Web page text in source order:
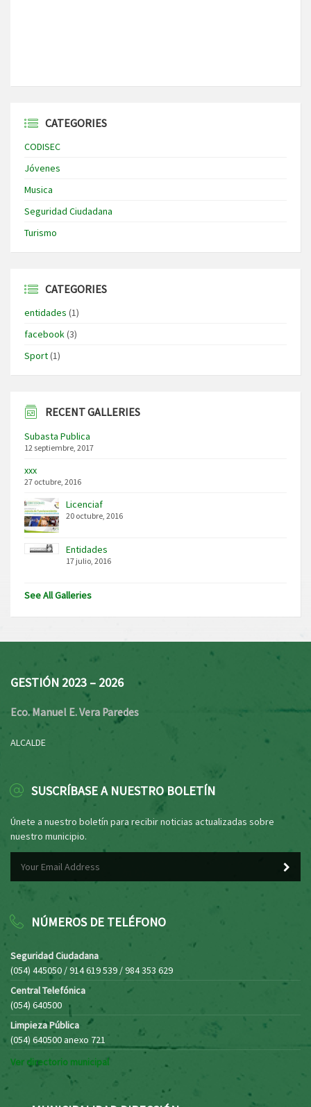
CATEGORIES
CODISEC
Jóvenes
Musica
Seguridad Ciudadana
Turismo
CATEGORIES
entidades (1)
facebook(3)
Sport(1)
RECENT GALLERIES
Subasta Publica
12 septiembre, 2017
xxx
27 octubre, 2016
Licenciaf
20 octubre, 2016
Entidades
17 julio, 2016
See All Galleries
GESTIÓN 2023 – 2026
Eco. Manuel E. Vera Paredes
ALCALDE
SUSCRÍBASE A NUESTRO BOLETÍN
Únete a nuestro boletín para recibir noticias actualizadas sobre
nuestro municipio.
NÚMEROS DE TELÉFONO
Seguridad Ciudadana
(054) 445050 / 914 619 539 / 984 353 629
Central Telefónica
(054) 640500
Limpieza Pública
(054) 640500 anexo 721
Ver directorio municipal